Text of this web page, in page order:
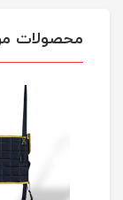
محصولات